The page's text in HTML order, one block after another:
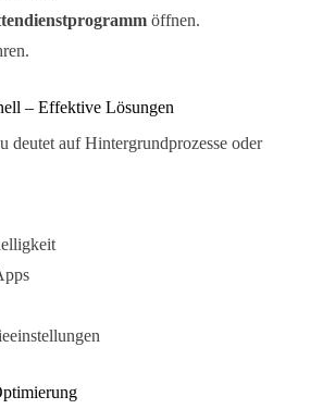
öffnen.
– Effektive Lösungen
deutet auf Hintergrundprozesse oder